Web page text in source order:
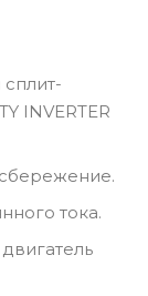
INVERTER
тока.